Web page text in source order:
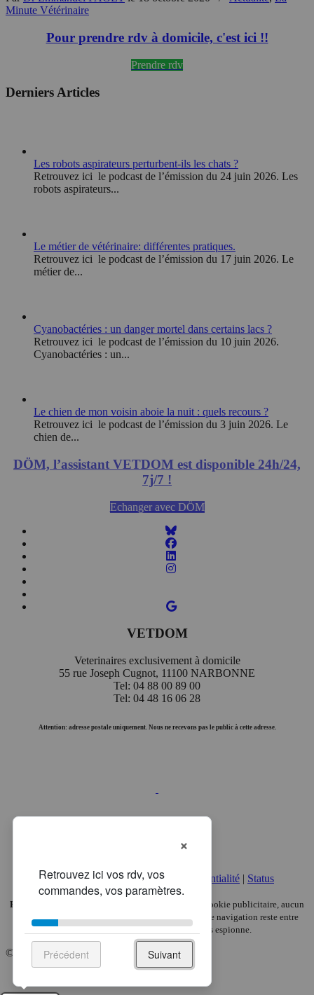
Minute Vétérinaire
Pour prendre rdv à domicile, c'est ici !!
Prendre rdv
Derniers Articles
Les robots aspirateurs perturbent-ils les chats ?
Retrouvez ici le podcast de l’émission du 24 juin 2026. Les
robots aspirateurs...
Le métier de vétérinaire: différentes pratiques.
Retrouvez ici le podcast de l’émission du 17 juin 2026. Le
métier de...
Cyanobactéries : un danger mortel dans certains lacs ?
Retrouvez ici le podcast de l’émission du 10 juin 2026.
Cyanobactéries : un...
Le chien de mon voisin aboie la nuit : quels recours ?
Retrouvez ici le podcast de l’émission du 3 juin 2026. Le
chien de...
DÖM, l’assistant VETDOM est disponible 24h/24,
7j/7 !
Echanger avec DÖM
VETDOM
Veterinaires exclusivement à domicile
55 rue Joseph Cugnot, 11100 NARBONNE
Tel: 04 88 00 89 00
Tel: 04 48 16 06 28
Attention: adresse postale uniquement. Nous ne recevons pas le public à cette adresse.
Mentions légales|Politique de confidentialité | Status
Pas de pub, pas de pistage.
Chez VETDOM, aucun cookie publicitaire, aucun
traceur analytique, aucune revente de données. Votre navigation reste entre
vous et nous — ici, seul votre chat vous espionne.
© 2008-2026, VETDOM.
×
Précédent Suivant